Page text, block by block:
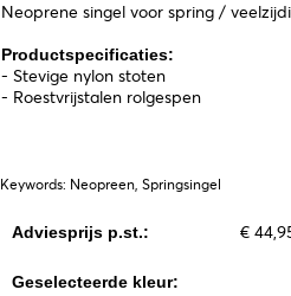
Neoprene singel voor spring /
Productspecificaties:
- Stevige nylon stoten
- Roestvrijstalen rolgespen
Keywords: Neopreen, Springsingel
Adviesprijs p.st.: €
Geselecteerde kleur: